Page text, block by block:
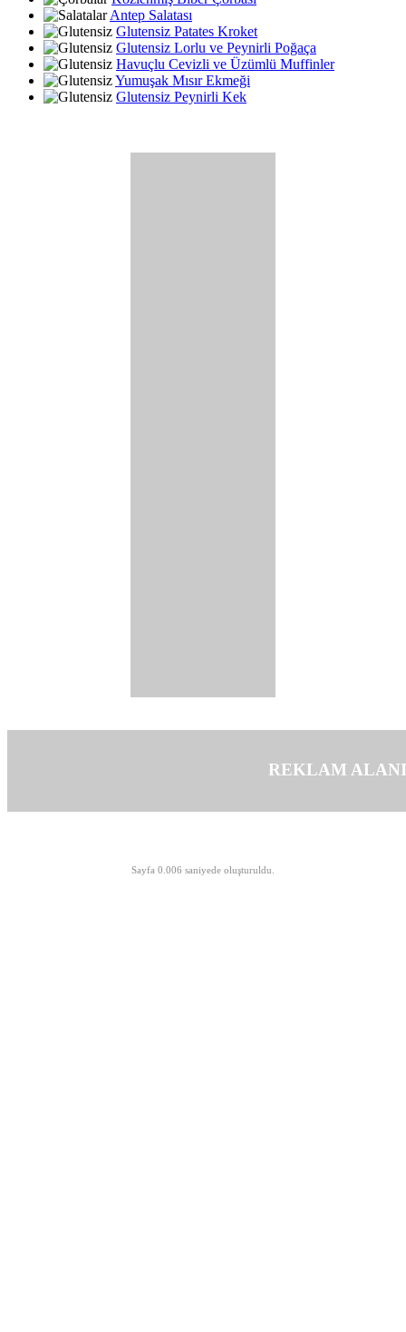
Antep Salatası
Glutensiz Patates Kroket
Glutensiz Lorlu ve Peynirli Poğaça
Havuçlu Cevizli ve Üzümlü Muffinler
Yumuşak Mısır Ekmeği
Glutensiz Peynirli Kek
REKLAM ALANI
Sayfa 0.006 saniyede oluşturuldu.